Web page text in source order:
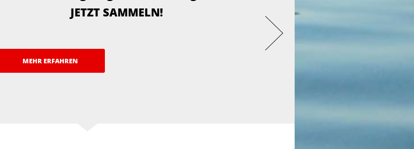
JETZT SAMMELN!
MEHR ERFAHREN